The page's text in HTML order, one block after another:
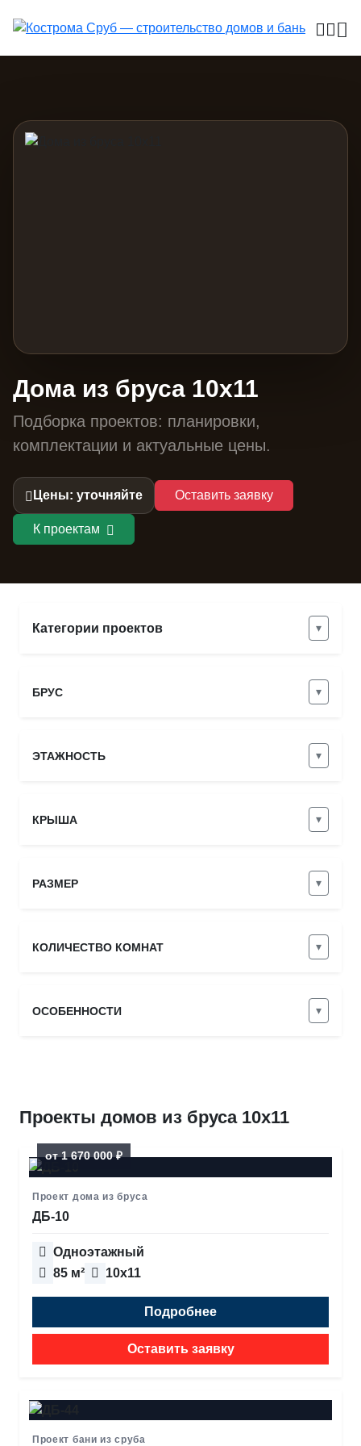
Дома из бруса 10х11
Подборка проектов: планировки,
комплектации и актуальные цены.
Цены: уточняйте Оставить заявку
К проектам
Категории проектов ▾
БРУС ▾
ЭТАЖНОСТЬ ▾
КРЫША ▾
РАЗМЕР ▾
КОЛИЧЕСТВО КОМНАТ ▾
ОСОБЕННОСТИ ▾
Проекты домов из бруса 10х11
от 1 670 000 ₽
Проект дома из бруса
ДБ-10
Одноэтажный
85 м²
10х11
Подробнее
Оставить заявку
Проект бани из сруба